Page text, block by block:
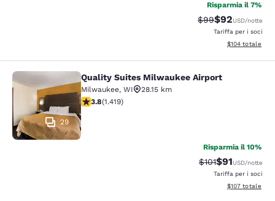
Risparmia il 7%
Tariffa di
$99Tariffa
$92USD/notte
Tariffa per i soci
Visualizza i
$104 totale
Quality Suites Milwaukee Airport
29
Quality Suites Milwaukee Airport
Milwaukee, WI
28.15 km
Valutazione di 3.82 stelle. Buono. 1419 recensioni
3.8(1.419)
Risparmia il 10%
Tariffa di
$101Tariffa
$91USD/notte
Tariffa per i soci
Visualizza i
$107 totale